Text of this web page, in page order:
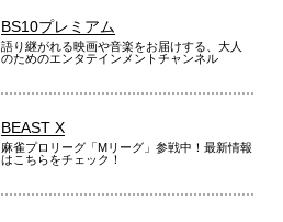
BS10プレミアム
語り継がれる映画や音楽をお届けする、大人
のためのエンタテインメントチャンネル
BEAST X
麻雀プロリーグ「Mリーグ」参戦中！最新情報
はこちらをチェック！